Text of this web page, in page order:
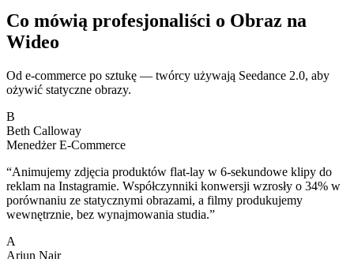
Co mówią profesjonaliści o Obraz na
Wideo
Od e-commerce po sztukę — twórcy używają Seedance 2.0, aby
ożywić statyczne obrazy.
B
Beth Calloway
Menedżer E-Commerce
“Animujemy zdjęcia produktów flat-lay w 6-sekundowe klipy do
reklam na Instagramie. Współczynniki konwersji wzrosły o 34% w
porównaniu ze statycznymi obrazami, a filmy produkujemy
wewnętrznie, bez wynajmowania studia.”
A
Arjun Nair